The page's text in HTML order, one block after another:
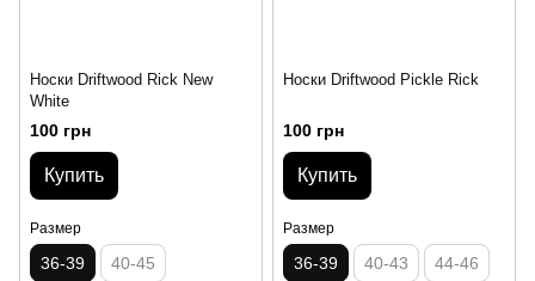
Носки Driftwood Rick New
White
100 грн
Купить
Размер
36-39 40-45
Носки Driftwood Pickle Rick
100 грн
Купить
Размер
36-39 40-43 44-46